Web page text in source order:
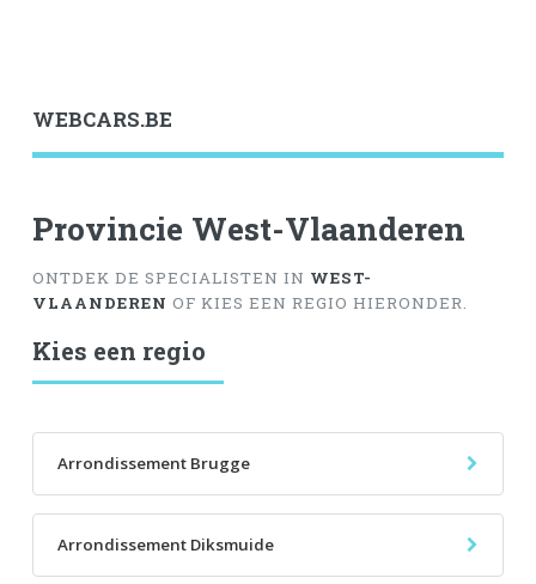
WEBCARS.BE
Provincie West-Vlaanderen
ONTDEK DE SPECIALISTEN IN WEST-
VLAANDEREN OF KIES EEN REGIO HIERONDER.
Kies een regio
Arrondissement Brugge
Arrondissement Diksmuide